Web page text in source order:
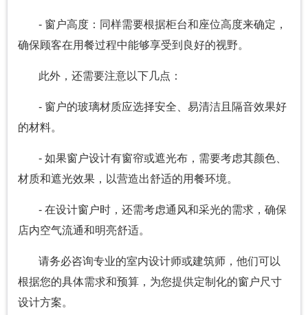
- 窗户高度：同样需要根据柜台和座位高度来确定，
确保顾客在用餐过程中能够享受到良好的视野。
此外，还需要注意以下几点：
- 窗户的玻璃材质应选择安全、易清洁且隔音效果好
的材料。
- 如果窗户设计有窗帘或遮光布，需要考虑其颜色、
材质和遮光效果，以营造出舒适的用餐环境。
- 在设计窗户时，还需考虑通风和采光的需求，确保
店内空气流通和明亮舒适。
请务必咨询专业的室内设计师或建筑师，他们可以
根据您的具体需求和预算，为您提供定制化的窗户尺寸
设计方案。